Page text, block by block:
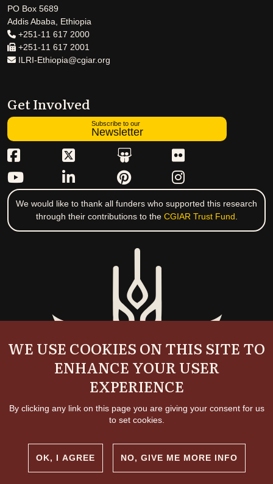
PO Box 5689
Addis Ababa, Ethiopia
+251-11 617 2000
+251-11 617 2001
ILRI-Ethiopia@cgiar.org
Get Involved
Subscribe to our
Newsletter
We would like to thank all funders who supported this research
through their contributions to the CGIAR Trust Fund
Copyright and permissions
WE USE COOKIES ON THIS SITE TO
ENHANCE YOUR USER
EXPERIENCE
By clicking any link on this page you are giving your consent for us
to set cookies.
OK, I AGREE NO, GIVE ME MORE INFO